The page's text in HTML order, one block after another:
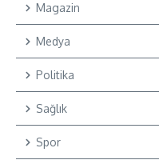
Magazin
Medya
Politika
Sağlık
Spor